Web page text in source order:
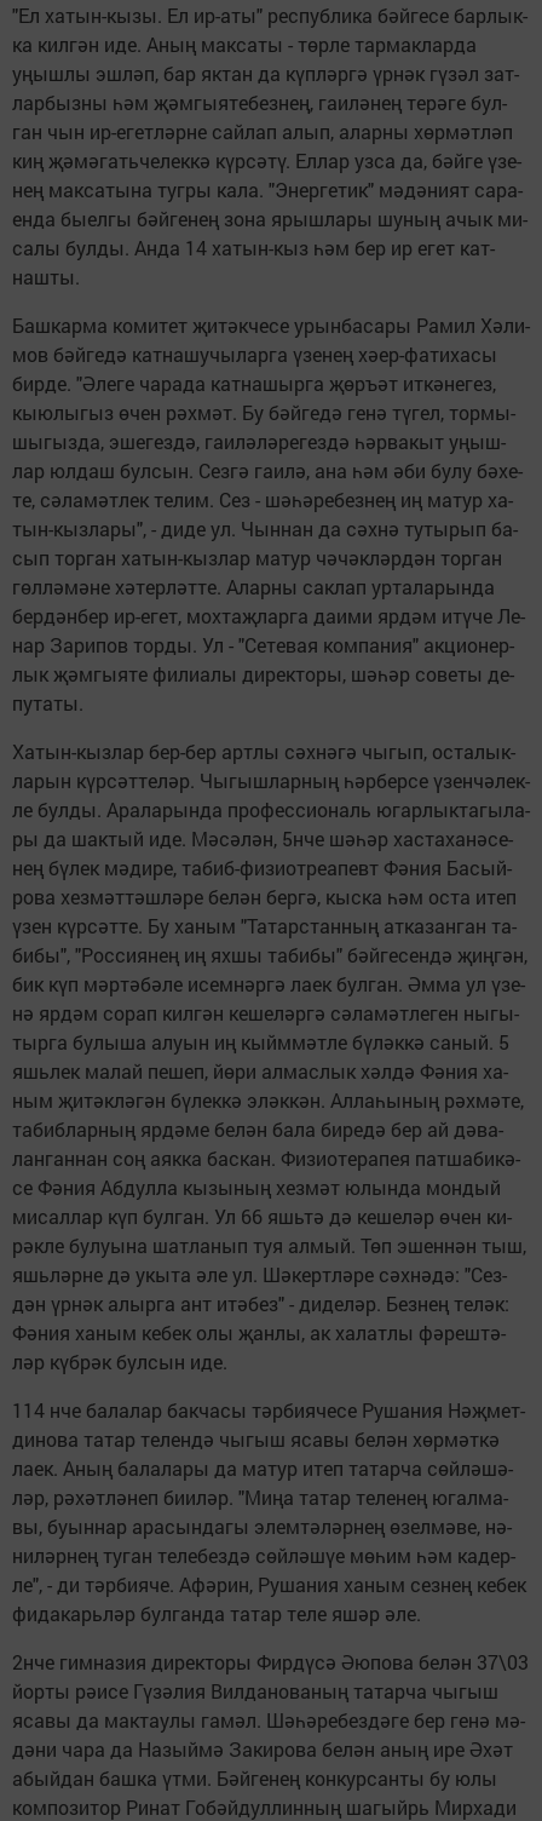
"Ел ха­тын-кы­зы. Ел ир-аты" рес­пуб­ли­ка бәй­ге­се бар­лык­
ка кил­гән иде. Аның мак­са­ты - төр­ле тар­мак­лар­да
уңыш­лы эш­ләп, бар як­тан да күп­ләр­гә үр­нәк гү­зәл зат­
лар­быз­ны һәм җәм­гы­я­те­без­нең, га­и­лә­нең те­рә­ге бул­
ган чын ир-егет­ләр­не сай­лап алып, алар­ны хөр­мәт­ләп
киң җә­мә­гать­че­лек­кә күр­сә­тү. Ел­лар уз­са да, бәй­ге үзе­
нең мак­са­ты­на туг­ры ка­ла. "Энер­ге­тик" мә­дә­ни­ят са­ра­
ен­да бы­ел­гы бәй­ге­нең зо­на ярыш­ла­ры шу­ның ачык ми­
са­лы бул­ды. Ан­да 14 ха­тын-кыз һәм бер ир егет кат­
наш­ты.
Баш­кар­ма ко­ми­тет җи­тәк­че­се урын­ба­са­ры Ра­мил Хә­ли­
мов бәй­ге­дә кат­на­шу­чы­лар­га үзе­нең хә­ер-фа­ти­ха­сы
бир­де. "Әле­ге ча­ра­да кат­на­шыр­га җөръ­әт ит­кә­не­гез,
кы­ю­лы­гыз өчен рәх­мәт. Бу бәй­ге­дә ге­нә тү­гел, тор­мы­
шы­гыз­да, эше­гез­дә, га­и­лә­лә­ре­гез­дә һәр­ва­кыт уңыш­
лар юл­даш бул­сын. Сез­гә га­и­лә, ана һәм әби бу­лу бә­хе­
те, сә­ла­мәт­лек те­лим. Сез - шә­һә­ре­без­нең иң ма­тур ха­
тын-кыз­ла­ры", - ди­де ул. Чын­нан да сәх­нә ту­ты­рып ба­
сып тор­ган ха­тын-кыз­лар ма­тур чә­чәк­ләр­дән тор­ган
гөл­лә­мә­не хә­тер­ләт­те. Алар­ны сак­лап ур­та­ла­рын­да
бер­дән­бер ир-егет, мох­таҗ­лар­га да­и­ми яр­дәм итү­че Ле­
нар За­ри­пов тор­ды. Ул - "Се­те­вая ком­па­ния" ак­ци­о­нер­
лык җәм­гы­я­те фи­ли­а­лы ди­рек­то­ры, шә­һәр со­ве­ты де­
пу­та­ты.
Ха­тын-кыз­лар бер-бер арт­лы сәх­нә­гә чы­гып, ос­та­лык­
ла­рын күр­сәт­те­ләр. Чы­гыш­лар­ның һәр­бер­се үзен­чә­лек­
ле бул­ды. Ара­ла­рын­да про­фес­си­о­наль югар­лык­та­гы­ла­
ры да шак­тый иде. Мә­сә­лән, 5нче шә­һәр хас­та­ха­нә­се­
нең бү­лек мә­ди­ре, та­биб-фи­зи­от­ре­а­певт Фә­ния Ба­сый­
ро­ва хез­мәт­тәш­лә­ре бе­лән бер­гә, кыс­ка һәм ос­та итеп
үзен күр­сәт­те. Бу ха­ным "Та­тар­стан­ның ат­ка­зан­ган та­
би­бы", "Рос­си­я­нең иң ях­шы та­би­бы" бәй­ге­сен­дә җиң­гән,
бик күп мәр­тә­бә­ле исем­нәр­гә ла­ек бул­ган. Әм­ма ул үзе­
нә яр­дәм со­рап кил­гән ке­ше­ләр­гә сә­ла­мәт­ле­ген ны­гы­
тыр­га бу­лы­ша алу­ын иң кыйм­мәт­ле бү­ләк­кә са­ный. 5
яшь­лек ма­лай пе­шеп, йө­ри ал­мас­лык хәл­дә Фә­ния ха­
ным җи­тәк­лә­гән бү­лек­кә эләк­кән. Ал­ла­һы­ның рәх­мә­те,
та­биб­лар­ның яр­дә­ме бе­лән ба­ла би­ре­дә бер ай дә­ва­
лан­ган­нан соң аяк­ка бас­кан. Фи­зи­о­те­ра­пея пат­ша­би­кә­
се Фә­ния Аб­дул­ла кы­зы­ның хез­мәт юлын­да мон­дый
ми­сал­лар күп бул­ган. Ул 66 яшь­тә дә ке­ше­ләр өчен ки­
рәк­ле бу­лу­ы­на шат­ла­нып туя ал­мый. Төп эшен­нән тыш,
яшь­ләр­не дә укы­та әле ул. Шә­керт­лә­ре сәх­нә­дә: "Сез­
дән үр­нәк алыр­га ант итә­без" - ди­де­ләр. Без­нең те­ләк:
Фә­ния ха­ным ке­бек олы җан­лы, ак ха­лат­лы фә­реш­тә­
ләр күб­рәк бул­сын иде.
114 нче ба­ла­лар бак­ча­сы тәр­би­я­че­се Ру­ша­ния Нәҗ­мет­
ди­но­ва та­тар те­лен­дә чы­гыш яса­вы бе­лән хөр­мәт­кә
ла­ек. Аның ба­ла­ла­ры да ма­тур итеп та­тар­ча сөй­лә­шә­
ләр, рә­хәт­лә­неп би­и­ләр. "Ми­ңа та­тар те­ле­нең югал­ма­
вы, бу­ын­нар ара­сын­да­гы элем­тә­ләр­нең өзел­мә­ве, нә­
ни­ләр­нең ту­ган те­ле­без­дә сөй­лә­шүе мө­һим һәм ка­дер­
ле", - ди тәр­би­я­че. Афә­рин, Ру­ша­ния ха­ным сез­нең ке­бек
фи­да­карь­ләр бул­ган­да та­тар те­ле яшәр әле.
2нче гим­на­зия ди­рек­то­ры Фир­дү­сә Әю­по­ва бе­лән 37\03
йор­ты рә­и­се Гү­зә­лия Вил­да­но­ва­ның та­тар­ча чы­гыш
яса­вы да мак­тау­лы га­мәл. Шә­һә­ре­без­дә­ге бер ге­нә мә­
дә­ни ча­ра да На­зый­мә За­ки­ро­ва бе­лән аның ире Әхәт
абый­дан баш­ка үт­ми. Бәй­ге­нең кон­кур­сан­ты бу юлы
ком­по­зи­тор Ри­нат Го­бәй­дул­лин­ның ша­гыйрь Мир­ха­ди